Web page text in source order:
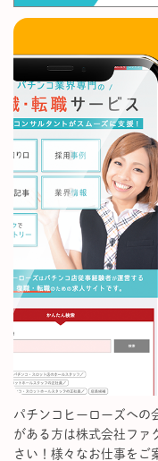
パチンコヒーローズへの
がある方は株式会社ファ
さい！様々なお仕事をご